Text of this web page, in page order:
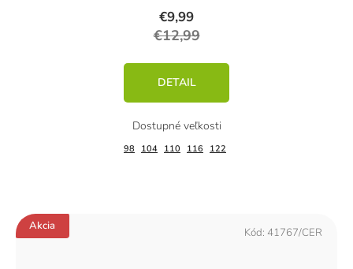
€9,99
€12,99
DETAIL
98 104 110 116 122
Akcia Kód: 41767/CER